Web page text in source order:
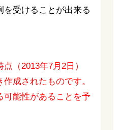
を受けることが出来る
（2013年7月2日）
成されたものです。
可能性があることを予